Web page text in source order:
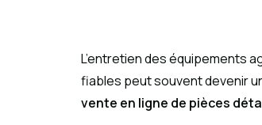
L’entretien des équipements
fiables peut souvent devenir
vente en ligne de pièces